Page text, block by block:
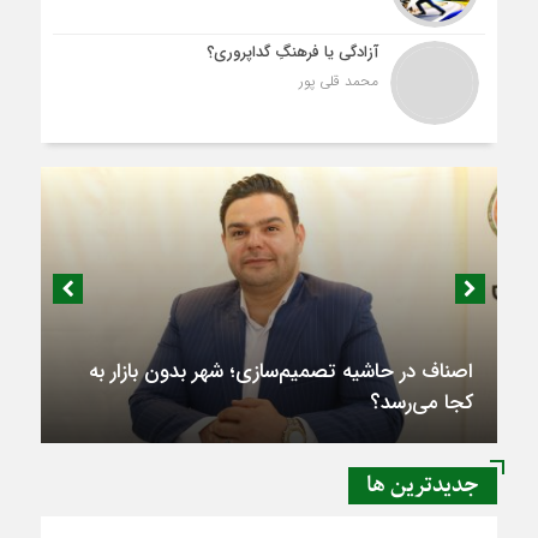
آزادگی یا فرهنگِ گداپروری؟
محمد قلی پور
اصناف در حاشیه تصمیم‌سازی؛ شهر بدون بازار به
کجا می‌رسد؟
جديدترين ها